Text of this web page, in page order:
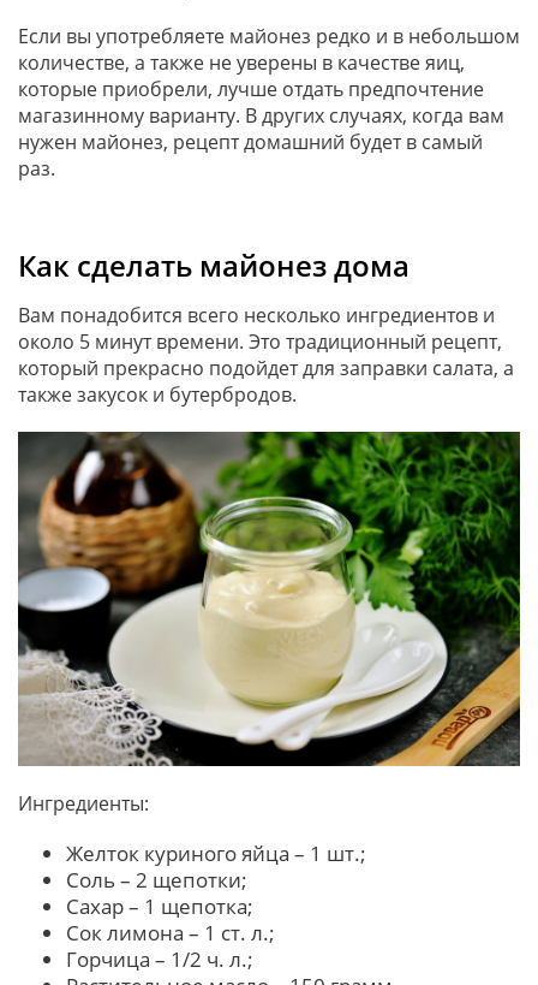
Если вы употребляете майонез редко и в небольшом
количестве, а также не уверены в качестве яиц,
которые приобрели, лучше отдать предпочтение
магазинному варианту. В других случаях, когда вам
нужен майонез, рецепт домашний будет в самый
раз.
Как сделать майонез дома
Вам понадобится всего несколько ингредиентов и
около 5 минут времени. Это традиционный рецепт,
который прекрасно подойдет для заправки салата, а
также закусок и бутербродов.
Ингредиенты:
Желток куриного яйца – 1 шт.;
Соль – 2 щепотки;
Сахар – 1 щепотка;
Сок лимона – 1 ст. л.;
Горчица – 1/2 ч. л.;